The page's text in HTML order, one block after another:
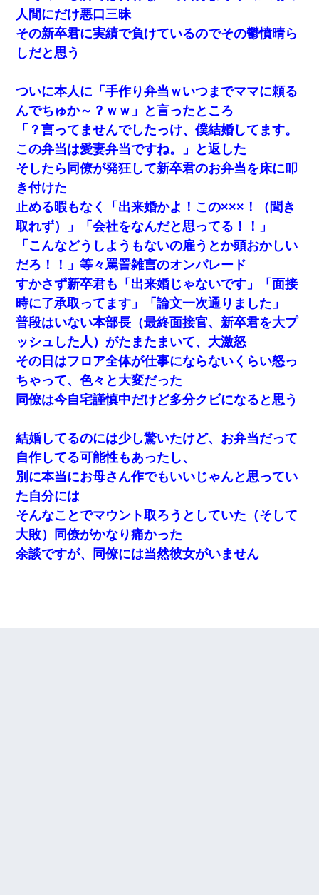
人間にだけ悪口三昧
その新卒君に実績で負けているのでその鬱憤晴ら
しだと思う
ついに本人に「手作り弁当ｗいつまでママに頼る
んでちゅか～？ｗｗ」と言ったところ
「？言ってませんでしたっけ、僕結婚してます。
この弁当は愛妻弁当ですね。」と返した
そしたら同僚が発狂して新卒君のお弁当を床に叩
き付けた
止める暇もなく「出来婚かよ！この×××！（聞き
取れず）」「会社をなんだと思ってる！！」
「こんなどうしようもないの雇うとか頭おかしい
だろ！！」等々罵詈雑言のオンパレード
すかさず新卒君も「出来婚じゃないです」「面接
時に了承取ってます」「論文一次通りました」
普段はいない本部長（最終面接官、新卒君を大プ
ッシュした人）がたまたまいて、大激怒
その日はフロア全体が仕事にならないくらい怒っ
ちゃって、色々と大変だった
同僚は今自宅謹慎中だけど多分クビになると思う
結婚してるのには少し驚いたけど、お弁当だって
自作してる可能性もあったし、
別に本当にお母さん作でもいいじゃんと思ってい
た自分には
そんなことでマウント取ろうとしていた（そして
大敗）同僚がかなり痛かった
余談ですが、同僚には当然彼女がいません